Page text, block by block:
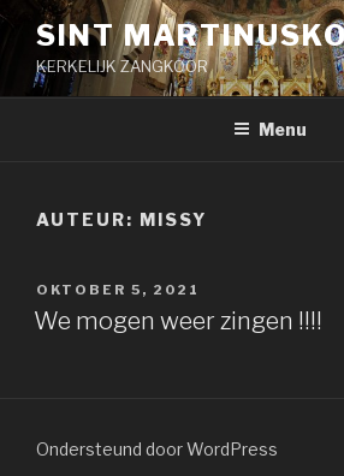
Naar
inhoud
springen
SINT
KERKELIJK ZANGKOOR
Menu
AUTEUR: MISSY
GEPLAATST
OP
OKTOBER 5, 2021
We mogen weer zingen !!!!
Ondersteund door WordPress